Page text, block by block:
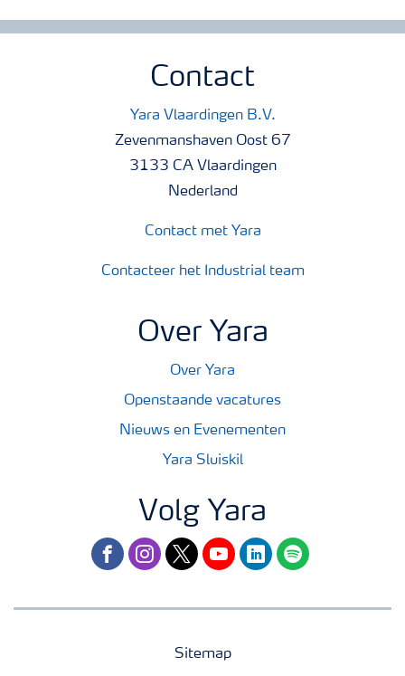
Contact
Yara Vlaardingen B.V.
Zevenmanshaven Oost 67
3133 CA Vlaardingen
Nederland
Contact met Yara
Contacteer het Industrial team
Over Yara
Over Yara
Openstaande vacatures
Nieuws en Evenementen
Yara Sluiskil
Volg Yara
facebookinstagram
twitteryoutubelinkedinspotify
Sitemap